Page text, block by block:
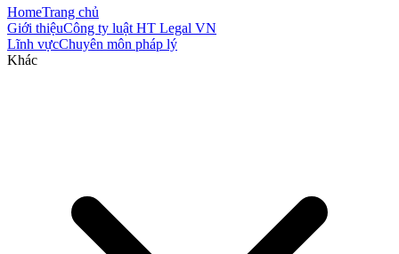
HomeTrang chủ
Giới thiệuCông ty luật HT Legal VN
Lĩnh vựcChuyên môn pháp lý
Khác